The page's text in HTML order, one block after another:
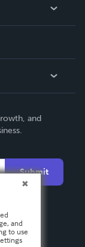
and
Submit
and
to use